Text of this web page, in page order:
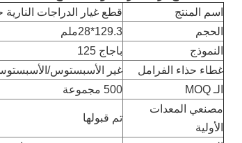
اسم المنتج
قطع غيار الدراجات النارية
الحجم
129.3*28ملم
النموذج
باجاج 125
غطاء حذاء الفرامل
غير الأسبستوس/
الـ MOQ
500 مجموعة
مصنعي المعدات
الأولية
تم قبولها